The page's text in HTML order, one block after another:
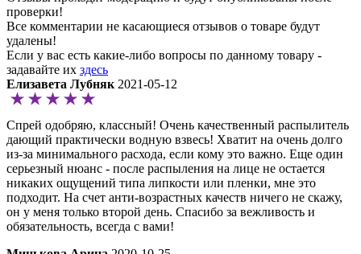
проверки!
Все комментарии не касающиеся отзывов о товаре будут
удалены!
Если у вас есть какие-либо вопросы по данному товару -
задавайте их здесь
Елизавета Лубняк 2021-05-12
Спрей одобряю, классный! Очень качественный распылитель
дающий практически водную взвесь! Хватит на очень долго
из-за минимального расхода, если кому это важно. Еще один
серьезный нюанс - после распыления на лице не остается
никаких ощущений типа липкости или пленки, мне это
подходит. На счет анти-возрастных качеств ничего не скажу,
он у меня только второй день. Спасибо за вежливость и
обязательность, всегда с вами!